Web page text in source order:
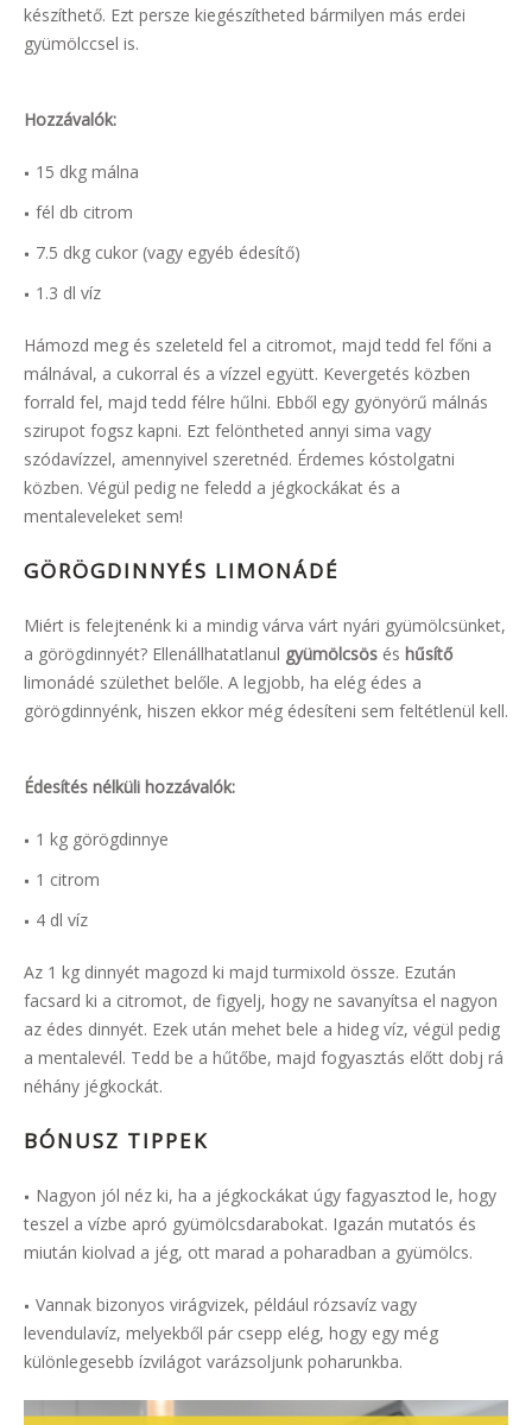
készíthető. Ezt persze kiegészítheted bármilyen más erdei
gyümölccsel is.
Hozzávalók:
15 dkg málna
fél db citrom
7.5 dkg cukor (vagy egyéb édesítő)
1.3 dl víz
Hámozd meg és szeleteld fel a citromot, majd tedd fel főni a
málnával, a cukorral és a vízzel együtt. Kevergetés közben
forrald fel, majd tedd félre hűlni. Ebből egy gyönyörű málnás
szirupot fogsz kapni. Ezt felöntheted annyi sima vagy
szódavízzel, amennyivel szeretnéd. Érdemes kóstolgatni
közben. Végül pedig ne feledd a jégkockákat és a
mentaleveleket sem!
GÖRÖGDINNYÉS LIMONÁDÉ
Miért is felejtenénk ki a mindig várva várt nyári gyümölcsünket,
a görögdinnyét? Ellenállhatatlanul gyümölcsös és hűsítő
limonádé születhet belőle. A legjobb, ha elég édes a
görögdinnyénk, hiszen ekkor még édesíteni sem feltétlenül kell.
Édesítés nélküli hozzávalók:
1 kg görögdinnye
1 citrom
4 dl víz
Az 1 kg dinnyét magozd ki majd turmixold össze. Ezután
facsard ki a citromot, de figyelj, hogy ne savanyítsa el nagyon
az édes dinnyét. Ezek után mehet bele a hideg víz, végül pedig
a mentalevél. Tedd be a hűtőbe, majd fogyasztás előtt dobj rá
néhány jégkockát.
BÓNUSZ TIPPEK
Nagyon jól néz ki, ha a jégkockákat úgy fagyasztod le, hogy
teszel a vízbe apró gyümölcsdarabokat. Igazán mutatós és
miután kiolvad a jég, ott marad a poharadban a gyümölcs.
Vannak bizonyos virágvizek, például rózsavíz vagy
levendulavíz, melyekből pár csepp elég, hogy egy még
különlegesebb ízvilágot varázsoljunk poharunkba.